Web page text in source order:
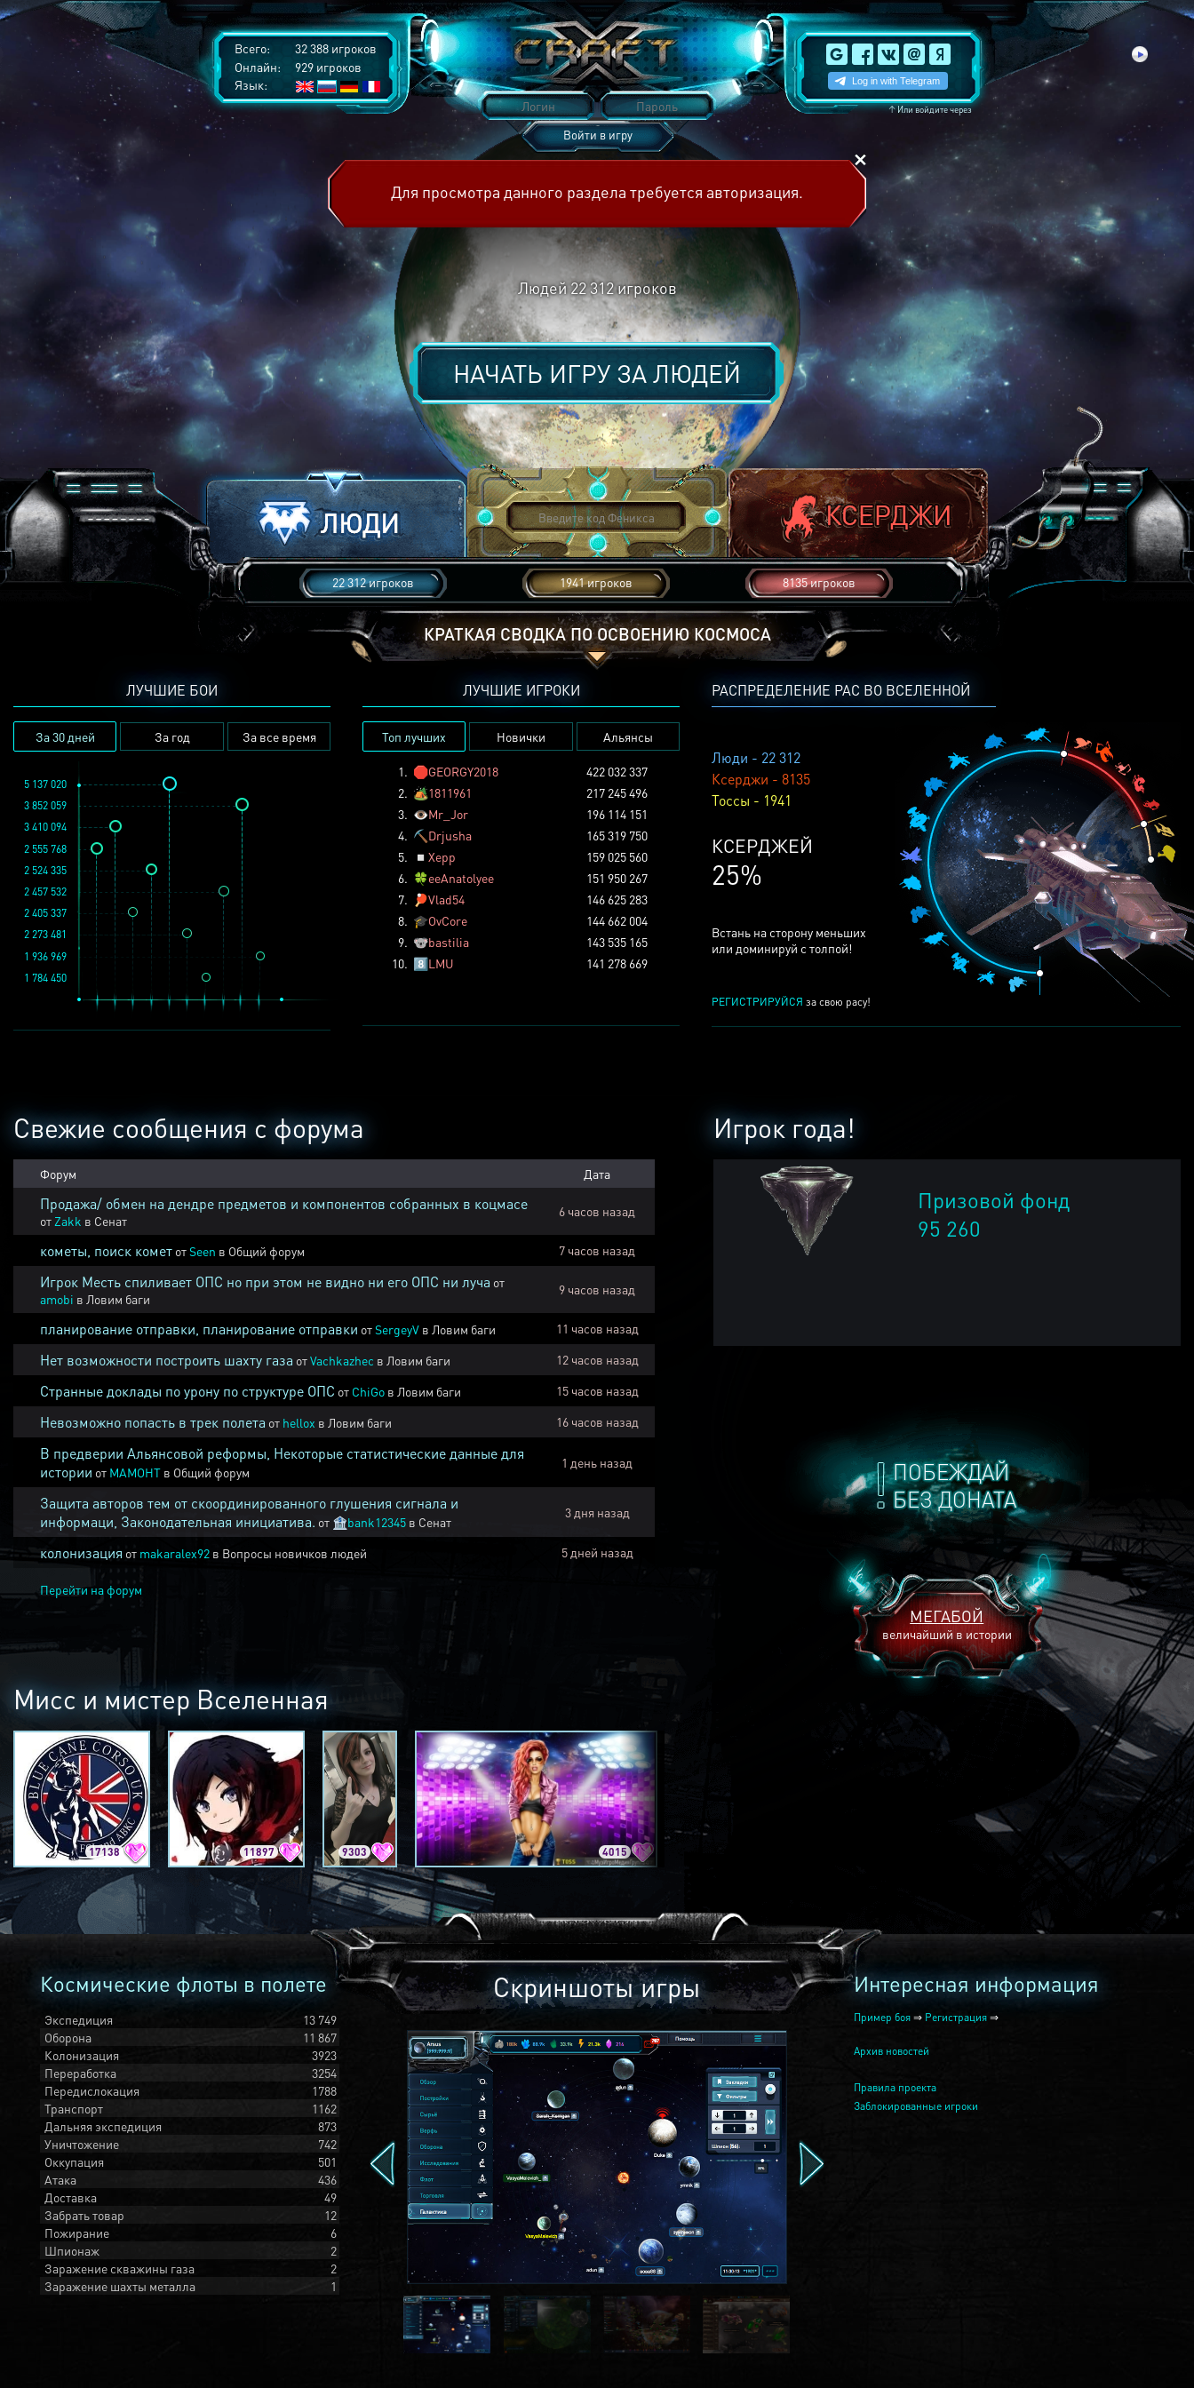
Всего:
32 388 игроков
Онлайн:
929 игроков
Язык:
↑Или войдите через
Войти в игру
Для просмотра данного раздела требуется авторизация.
Людей 22 312игроков
НАЧАТЬ ИГРУ ЗАЛЮДЕЙ
22 312 игроков 1941 игроков 8135 игроков
КРАТКАЯ СВОДКА ПО ОСВОЕНИЮ КОСМОСА
РАСПРЕДЕЛЕНИЕ РАС ВО ВСЕЛЕННОЙ
Люди - 22 312
Ксерджи - 8135
Тоссы - 1941
КСЕРДЖЕЙ
25%
Встань на сторону меньших
или доминируй с толпой!
РЕГИСТРИРУЙСЯ за свою расу!
ЛУЧШИЕ БОИ
За 30 дней За год За все время
1 936 969
3 852 059
2 457 532
1 784 450
2 273 481
5 137 020
2 524 335
2 405 337
3 410 094
2 555 768
ЛУЧШИЕ ИГРОКИ
Топ лучших Новички Альянсы
1. 🛑GEORGY2018
422 032 337
2. 🏕️1811961
217 245 496
3. 👁️Mr_Jor
196 114 151
4. ⛏️ Drjusha
165 319 750
5.
◽ Xepp
159 025 560
6. 🍀eeAnatolyee
151 950 267
7.
🏓Vlad54
146 625 283
8. 🎓OvCore
144 662 004
9. 🐨bastilia
143 535 165
10. 8️⃣LMU 141 278 669
ПОБЕЖДАЙ
БЕЗ ДОНАТА
МЕГАБОЙ
величайший в истории
Игрок года!
Призовой фонд
95 260
Свежие сообщения с форума
Форум Дата
Продажа/ обмен на дендре предметов и компонентов собранных в коцмасе
от Zakk в Сенат
6 часов назад
кометы, поиск комет отSeen в Общий форум 7 часов назад
Игрок Месть спиливает ОПС но при этом не видно ни его ОПС ни луча от
amobi в Ловим баги
9 часов назад
планирование отправки, планирование отправки отSergeyV в Ловим баги 11 часов назад
Нет возможности построить шахту газа отVachkazhec в Ловим баги 12 часов назад
Странные доклады по урону по структуре ОПС от ChiGo в Ловим баги 15 часов назад
Невозможно попасть в трек полета от hellox в Ловим баги 16 часов назад
В предверии Альянсовой реформы, Некоторые статистические данные для
истории от MAMOHT в Общий форум
1 день назад
Защита авторов тем от скоординированного глушения сигнала и
информаци, Законодательная инициатива. от 🏦bank12345 в Сенат
3 дня назад
колонизация от makaralex92 в Вопросы новичков людей 5 дней назад
Перейти на форум
Мисс и мистер Вселенная
17138 11897 9303 4015 2240
Космические флоты в полете
Экспедиция
13 749
Оборона
11 867
Колонизация
3923
Переработка
3254
Передислокация
1788
Транспорт
1162
Дальняя экспедиция
873
Уничтожение
742
Оккупация
501
Атака
436
Доставка
49
Забрать товар
12
Пожирание
6
Шпионаж
2
Заражение скважины газа
2
Заражение шахты металла
1
Скриншоты игры Интересная информация
Пример боя ⇒ Регистрация ⇒
Архив новостей
Правила проекта
Заблокированные игроки